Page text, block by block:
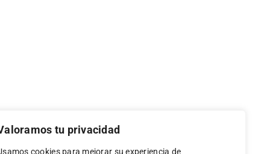
tu privacidad
cookies para mejorar su experiencia de